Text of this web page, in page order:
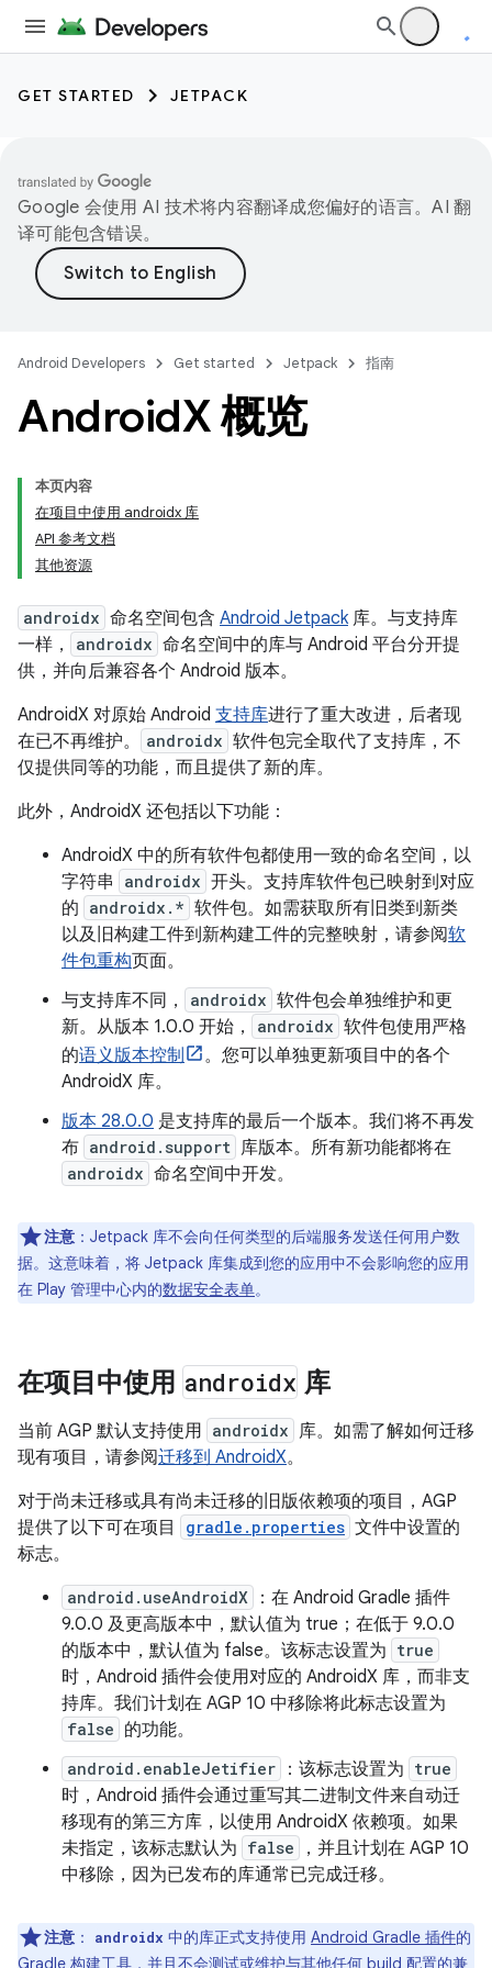
GET STARTED JETPACK
Google 会使用 AI 技术将内容翻译成您偏好的语言。AI 翻
译可能包含错误。
Android Developers Get started Jetpack 指南
AndroidX 概览
本页内容
在项目中使用 androidx 库
API 参考文档
其他资源
androidx 命名空间包含 Android Jetpack库。与支持库
一样，
androidx 命名空间中的库与 Android 平台分开提
供，并向后兼容各个 Android 版本。
AndroidX 对原始 Android 支持库进行了重大改进，后者现
在已不再维护。
androidx 软件包完全取代了支持库，不
仅提供同等的功能，而且提供了新的库。
此外，AndroidX 还包括以下功能：
AndroidX 中的所有软件包都使用一致的命名空间，以
字符串
androidx 开头。支持库软件包已映射到对应
的 androidx.* 软件包。如需获取所有旧类到新类
以及旧构建工件到新构建工件的完整映射，请参阅软
件包重构页面。
与支持库不同，
androidx 软件包会单独维护和更
新。从版本 1.0.0 开始，
androidx 软件包使用严格
的语义版本控制
。您可以单独更新项目中的各个
AndroidX 库。
版本 28.0.0 是支持库的最后一个版本。我们将不再发
布 android.support 库版本。所有新功能都将在
androidx 命名空间中开发。
注意 ： Jetpack 库不会向任何类型的后端服务发送任何用户数
据。这意味着，将 Jetpack 库集成到您的应用中不会影响您的应用
在 Play 管理中心内的数据安全表单。
在项目中使用 androidx 库
当前 AGP 默认支持使用 androidx 库。如需了解如何迁移
现有项目，请参阅迁移到 AndroidX。
对于尚未迁移或具有尚未迁移的旧版依赖项的项目，AGP
提供了以下可在项目
gradle.properties 文件中设置的
标志。
android.useAndroidX
：在 Android Gradle 插件
9.0.0 及更高版本中，默认值为 true；在低于 9.0.0
的版本中，默认值为 false。该标志设置为 true
时，Android 插件会使用对应的 AndroidX 库，而非支
持库。我们计划在 AGP 10 中移除将此标志设置为
false 的功能。
android.enableJetifier ：该标志设置为 true
时，Android 插件会通过重写其二进制文件来自动迁
移现有的第三方库，以使用 AndroidX 依赖项。如果
未指定，该标志默认为 false
，并且计划在 AGP 10
中移除，因为已发布的库通常已完成迁移。
注意 ： androidx 中的库正式支持使用 Android Gradle 插件的
Gradle 构建工具，并且不会测试或维护与其他任何 build 配置的兼